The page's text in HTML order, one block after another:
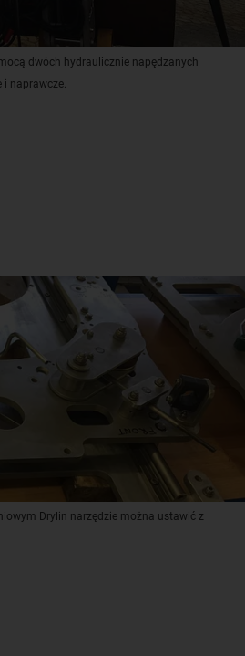
dwóch hydraulicznie napędzanych
naprawcze.
Drylin narzędzie można ustawić z